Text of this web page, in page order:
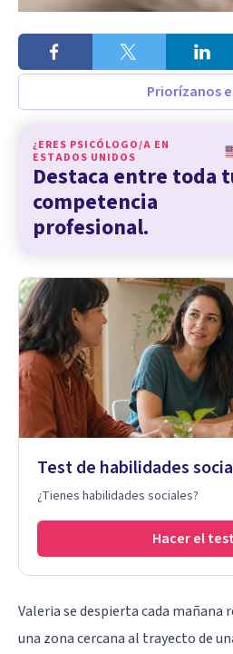
Priorízanos
¿ERES PSICÓLOGO/A EN
ESTADOS UNIDOS
Destaca entre toda
competencia
profesional.
Test de habilidades
¿Tienes habilidades sociales?
Hacer el
Valeria se despierta cada mañana
una zona cercana al trayecto de